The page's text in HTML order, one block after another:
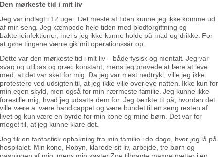
Den mørkeste tid i mit liv
Jeg var indlagt i 12 uger. Det meste af tiden kunne jeg ikke komme ud
af min seng. Jeg kæmpede hele tiden med blodforgiftning og
bakterieinfektioner, mens jeg ikke kunne holde på mad og drikke. For
at gøre tingene værre gik mit operationssår op.
Dette var den mørkeste tid i mit liv – både fysisk og mentalt. Jeg var
svag og utilpas og græd konstant, mens jeg prøvede at lære at leve
med, at det var sket for mig. Da jeg var mest nedtrykt, ville jeg ikke
protestere ved udsigten til, at jeg ikke ville overleve natten. Ikke kun for
min egen skyld, men også for min nærmeste familie. Jeg kunne ikke
forestille mig, hvad jeg udsatte dem for. Jeg tænkte tit på, hvordan det
ville være at være handicappet og være bundet til en seng resten af
livet og kun være en byrde for min kone og mine børn. Det var for
meget til, at jeg kunne klare det.
Jeg fik en fantastisk opbakning fra min familie i de dage, hvor jeg lå på
hospitalet. Min kone, Robyn, klarede sit liv, arbejde, tre børn og